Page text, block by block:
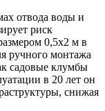
отвода воды и
риск
0,5x2 м в
ручного монтажа
садовые клумбы
в 20 лет он
снижая